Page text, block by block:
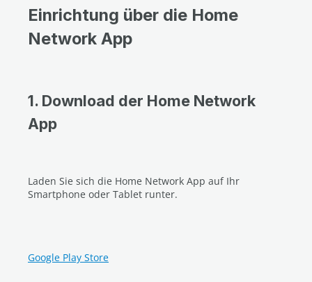
Einrichtung über die Home
Network App
1. Download der Home Network
App
Laden Sie sich die Home Network App auf Ihr
Smartphone oder Tablet runter.
Google Play Store